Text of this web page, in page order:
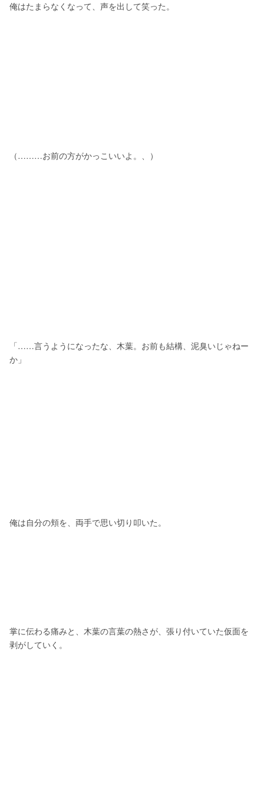
俺はたまらなくなって、声を出して笑った。
（………お前の方がかっこいいよ。、）
「……言うようになったな、木葉。お前も結構、泥臭いじゃねー
か」
俺は自分の頬を、両手で思い切り叩いた。
掌に伝わる痛みと、木葉の言葉の熱さが、張り付いていた仮面を
剥がしていく。